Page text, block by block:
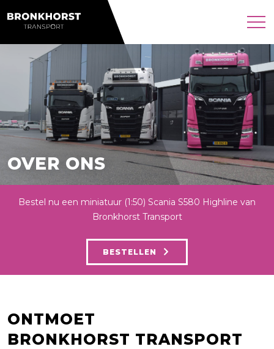
HOME
TRANSPORT
OVER ONS
WERKEN BIJ
OVER ONS
Bestel nu een miniatuur (1:50) Scania S580 Highline van
Bronkhorst Transport
BESTELLEN
ONTMOET
BRONKHORST TRANSPORT